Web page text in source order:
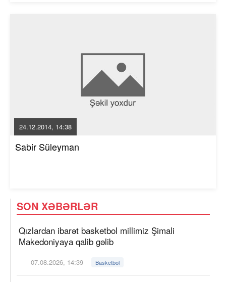
24.12.2014, 14:38
Sabir Süleyman
SON XƏBƏRLƏR
Qızlardan ibarət basketbol millimiz Şimali
Makedoniyaya qalib gəlib
07.08.2026, 14:39 Basketbol